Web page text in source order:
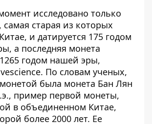
исследовано только
старая из которых
и датируется 175 годом
а последняя монета
годом нашей эры,
. По словам ученых,
была монета Бан Лян
пример первой монеты,
в объединенном Китае,
более 2000 лет. Ее